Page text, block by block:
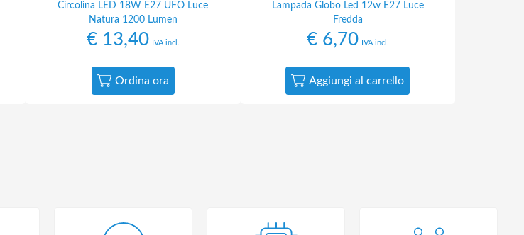
Circolina LED 18W E27 UFO Luce
Natura 1200 Lumen
€13,40 IVA incl.
Ordina ora
Lampada Globo Led 12w E27 Luce
Fredda
€6,70 IVA incl.
Aggiungi al carrello